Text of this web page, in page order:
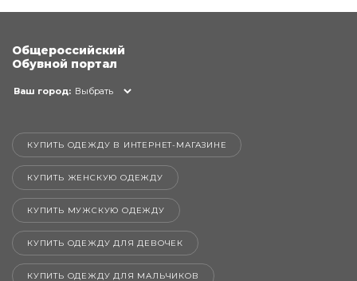
Общероссийский
Обувной портал
Ваш город: Выбрать
КУПИТЬ ОДЕЖДУ В ИНТЕРНЕТ-МАГАЗИНЕ
КУПИТЬ ЖЕНСКУЮ ОДЕЖДУ
КУПИТЬ МУЖСКУЮ ОДЕЖДУ
КУПИТЬ ОДЕЖДУ ДЛЯ ДЕВОЧЕК
КУПИТЬ ОДЕЖДУ ДЛЯ МАЛЬЧИКОВ